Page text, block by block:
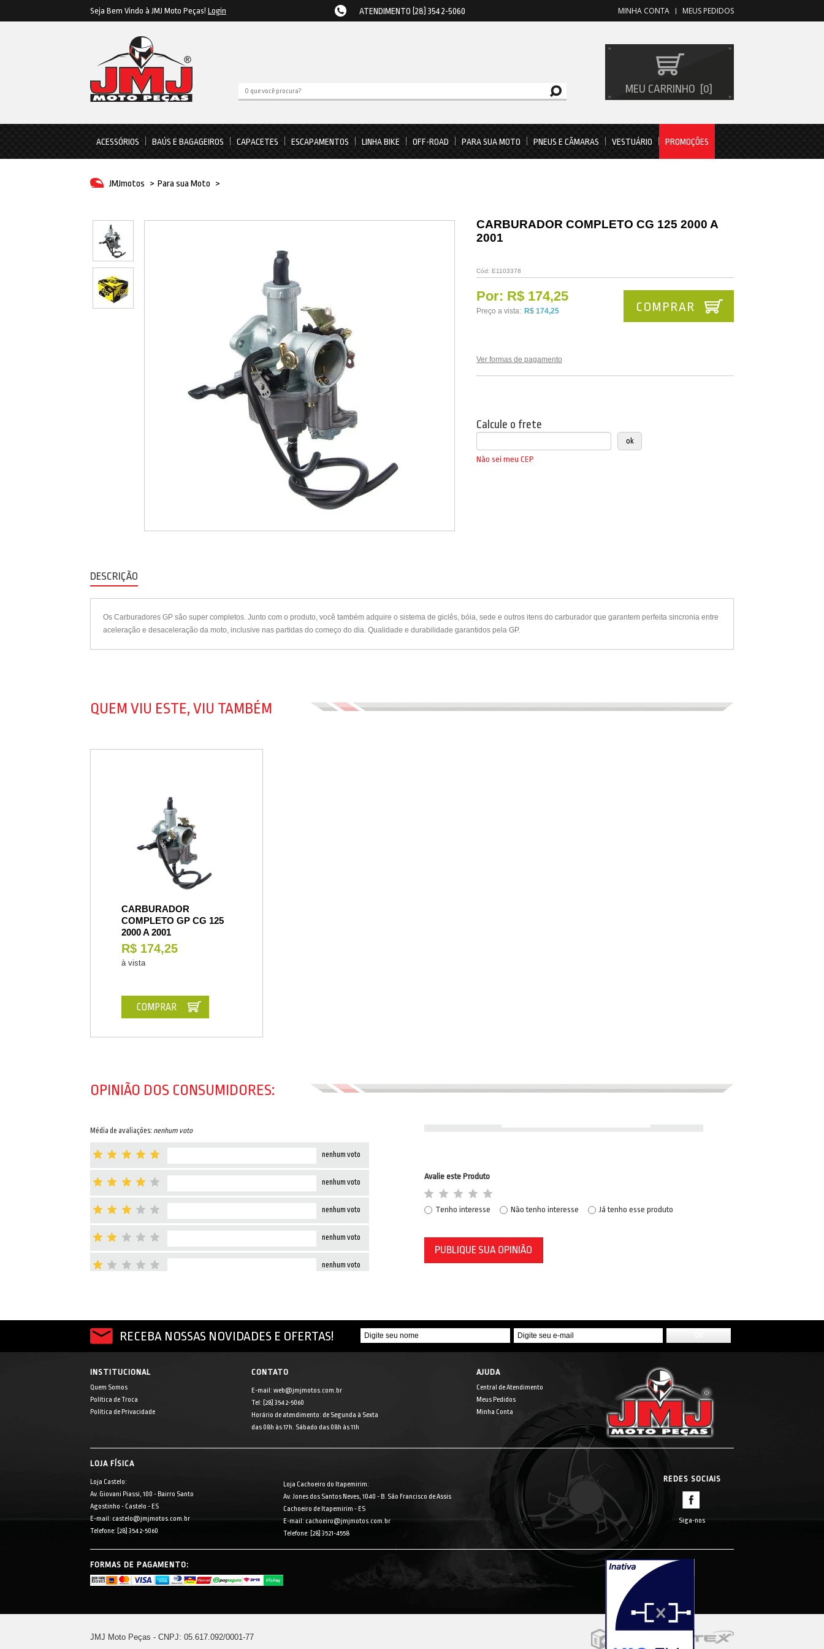
Seja Bem Vindo à JMJ Moto Peças! Login ATENDIMENTO (28) 3542-5060 MEUS PEDIDOS
MINHA CONTA
MEU CARRINHO 0
ACESSÓRIOS BAÚS E BAGAGEIROS CAPACETES ESCAPAMENTOS LINHA BIKE OFF-ROAD PARA SUA MOTO PNEUS E CÂMARAS VESTUÁRIO PROMOÇÕES
JMJmotos > Para sua Moto >
CARBURADOR COMPLETO CG 125 2000 A
2001
Cód: E1103378
Por: R$ 174,25
Preço a vista: R$ 174,25
Ver formas de pagamento
COMPRAR
Calcule o frete
Não sei meu CEP
DESCRIÇÃO
Os Carburadores GP são super completos. Junto com o produto, você também adquire o sistema de giclês, bóia, sede e outros itens do carburador que garantem perfeita sincronia entre
aceleração e desaceleração da moto, inclusive nas partidas do começo do dia. Qualidade e durabilidade garantidos pela GP.
QUEM VIU ESTE, VIU TAMBÉM
CARBURADOR
COMPLETO GP CG 125
2000 A 2001
R$ 174,25
à vista
COMPRAR
OPINIÃO DOS CONSUMIDORES:
Média de avaliações: nenhum voto
nenhum voto
nenhum voto
nenhum voto
nenhum voto
nenhum voto
Avalie este Produto
Tenho interesse Não tenho interesse Já tenho esse produto
PUBLIQUE SUA OPINIÃO
RECEBA NOSSAS NOVIDADES E OFERTAS!
INSTITUCIONAL
Quem Somos
Política de Troca
Política de Privacidade
CONTATO
E-mail: web@jmjmotos.com.br
Tel: [28] 3542-5060
Horário de atendimento: de Segunda à Sexta
das 08h às 17h. Sábado das 08h às 11h
AJUDA
Central de Atendimento
Meus Pedidos
Minha Conta
LOJA FÍSICA
Loja Castelo:
Av. Giovani Piassi, 100 - Bairro Santo
Agostinho - Castelo - ES
E-mail: castelo@jmjmotos.com.br
Telefone: [28] 3542-5060
Loja Cachoeiro do Itapemirim:
Av. Jones dos Santos Neves, 1040 - B. São Francisco de Assis
Cachoeiro de Itapemirim - ES
E-mail: cachoeiro@jmjmotos.com.br
Telefone: [28] 3521-4558
REDES SOCIAIS
Siga-nos
FORMAS DE PAGAMENTO:
JMJ Moto Peças - CNPJ: 05.617.092/0001-77